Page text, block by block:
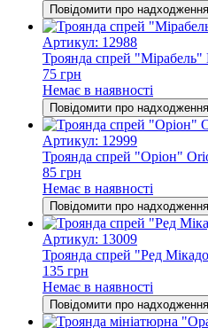
Повідомити про надходження
Артикул: 12988
Троянда спрей "Мірабель"
75 грн
Немає в наявності
Повідомити про надходження
Артикул: 12999
Троянда спрей "Оріон"
85 грн
Немає в наявності
Повідомити про надходження
Артикул: 13009
Троянда спрей "Ред
135 грн
Немає в наявності
Повідомити про надходження